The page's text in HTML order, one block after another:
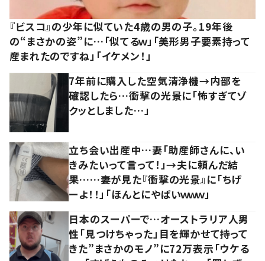
『ビスコ』の少年に似ていた4歳の男の子。19年後
の“まさかの姿”に…「似てるｗ」「美形男子要素持って
産まれたのですね」「イケメン！」
7年前に購入した空気清浄機→内部を
確認したら…衝撃の光景に「怖すぎてゾ
クッとしました…」
立ち会い出産中…妻「助産師さんに、い
きみたいって言って！」→夫に頼んだ結
果……妻が見た『衝撃の光景』に「ちげ
ーよ！！」「ほんとにやばいｗｗｗ」
日本のスーパーで…オーストラリア人男
性「見つけちゃった」目を輝かせて持って
きた”まさかのモノ”に72万表示「ウケる